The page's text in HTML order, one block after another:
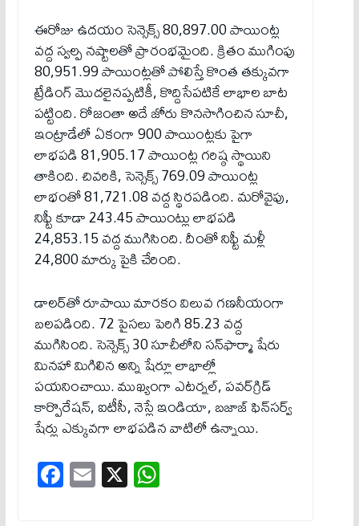
ఈరోజు ఉదయం సెన్సెక్స్ 80,897.00 పాయింట్ల
వద్ద స్వల్ప నష్టాలతో ప్రారంభమైంది. క్రితం ముగింపు
80,951.99 పాయింట్లతో పోలిస్తే కొంత తక్కువగా
ట్రేడింగ్ మొదలైనప్పటికీ, కొద్దిసేపటికే లాభాల బాట
పట్టింది. రోజంతా అదే జోరు కొనసాగించిన సూచీ,
ఇంట్రాడేలో ఏకంగా 900 పాయింట్లకు పైగా
లాభపడి 81,905.17 పాయింట్ల గరిష్ఠ స్థాయిని
తాకింది. చివరికి, సెన్సెక్స్ 769.09 పాయింట్ల
లాభంతో 81,721.08 వద్ద స్థిరపడింది. మరోవైపు,
నిఫ్టీ కూడా 243.45 పాయింట్లు లాభపడి
24,853.15 వద్ద ముగిసింది. దీంతో నిఫ్టీ మళ్లీ
24,800 మార్కు పైకి చేరింది.
డాలర్‌తో రూపాయి మారకం విలువ గణనీయంగా
బలపడింది. 72 పైసలు పెరిగి 85.23 వద్ద
ముగిసింది. సెన్సెక్స్ 30 సూచీలోని సన్‌ఫార్మా షేరు
మినహా మిగిలిన అన్ని షేర్లూ లాభాల్లో
పయనించాయి. ముఖ్యంగా ఎటర్నల్‌, పవర్‌గ్రిడ్‌
కార్పొరేషన్‌, ఐటీసీ, నెస్లే ఇండియా, బజాజ్‌ ఫిన్‌సర్వ్‌
షేర్లు ఎక్కువగా లాభపడిన వాటిలో ఉన్నాయి.
Fa
ce
E
m
X W
ha